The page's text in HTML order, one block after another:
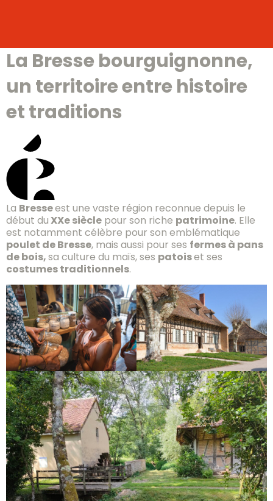
La Bresse bourguignonne,
un territoire entre histoire
et traditions
La Bresseest une vaste région reconnue depuis le
début duXXe siècle pour son riche patrimoine. Elle
est notamment célèbre pour son emblématique
poulet de Bresse, mais aussi pour ses fermes à pans
de bois,sa culture du maïs, ses patoiset ses
costumes traditionnels.